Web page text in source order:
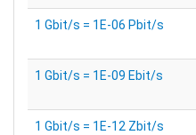
1 Gbit/s = 1E-06 Pbit/s
1 Gbit/s = 1E-09 Ebit/s
1 Gbit/s = 1E-12 Zbit/s